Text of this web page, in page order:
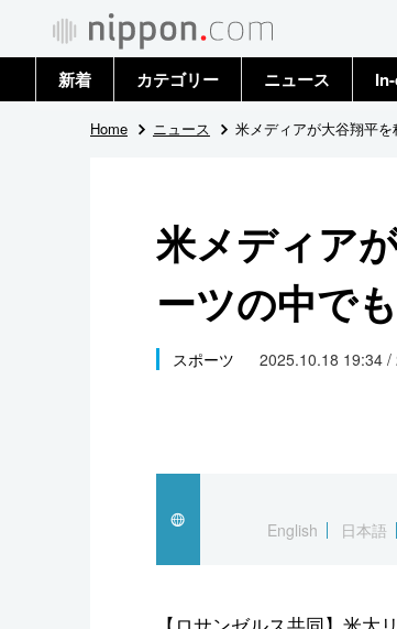
新着 カテゴリー
政治・外交
国際
社会
文化
スポーツ・東京2020
ニュース
トップ
Home ニュース 米メディアが大谷翔平
米メディア
ーツの中で
スポーツ 2025.10.18 19:34
English
日本語